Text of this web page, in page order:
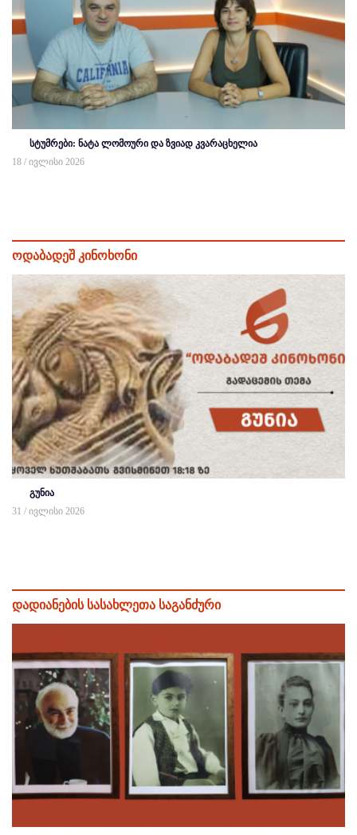
სტუმრები: ნატა ლომოური და ზვიად კვარაცხელია
18 / ივლისი 2026
ოდაბადეშ კინოხონი
გუნია
31 / ივლისი 2026
დადიანების სასახლეთა საგანძური